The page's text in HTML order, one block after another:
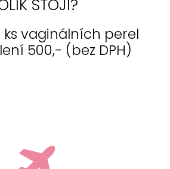
STOJÍ?
vaginálních perel
500,- (bez DPH)